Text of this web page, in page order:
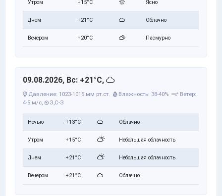
Утром +15°C Ясно
Днем +21°C Облачно
Вечером +20°C Пасмурно
09.08.2026, Вс: +21°C,
Давление: 1023-1015 мм рт.ст. Влажность: 38-40%
Ветер:
4-5 м/с, З,С-З
Ночью +13°C Облачно
Утром +15°C Небольшая облачность
Днем +21°C Небольшая облачность
Вечером +21°C Облачно